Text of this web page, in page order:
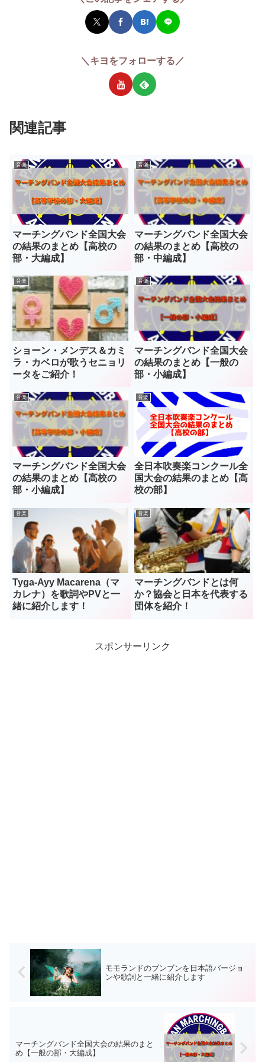
＼キヨをフォローする／
関連記事
音楽
マーチングバンド全国大会
の結果のまとめ【高校の
部・大編成】
音楽
マーチングバンド全国大会
の結果のまとめ【高校の
部・中編成】
音楽
ショーン・メンデス＆カミ
ラ・カベロが歌うセニョリ
ータをご紹介！
音楽
マーチングバンド全国大会
の結果のまとめ【一般の
部・小編成】
音楽
マーチングバンド全国大会
の結果のまとめ【高校の
部・小編成】
音楽
全日本吹奏楽コンクール全
国大会の結果のまとめ【高
校の部】
音楽
Tyga-Ayy Macarena（マ
カレナ）を歌詞やPVと一
緒に紹介します！
音楽
マーチングバンドとは何
か？協会と日本を代表する
団体を紹介！
スポンサーリンク
モモランドのブンブンを日本語バージョ
ンや歌詞と一緒に紹介します
マーチングバンド全国大会の結果のまと
め【一般の部・大編成】